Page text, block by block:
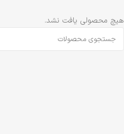
هیچ محصولی یافت نشد.